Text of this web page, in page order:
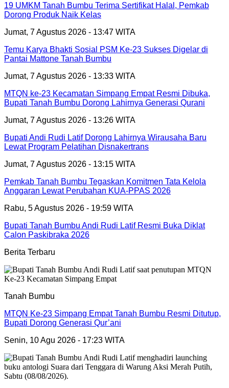
19 UMKM Tanah Bumbu Terima Sertifikat Halal, Pemkab
Dorong Produk Naik Kelas
Jumat, 7 Agustus 2026 - 13:47 WITA
Temu Karya Bhakti Sosial PSM Ke-23 Sukses Digelar di
Pantai Mattone Tanah Bumbu
Jumat, 7 Agustus 2026 - 13:33 WITA
MTQN ke-23 Kecamatan Simpang Empat Resmi Dibuka,
Bupati Tanah Bumbu Dorong Lahirnya Generasi Qurani
Jumat, 7 Agustus 2026 - 13:26 WITA
Bupati Andi Rudi Latif Dorong Lahirnya Wirausaha Baru
Lewat Program Pelatihan Disnakertrans
Jumat, 7 Agustus 2026 - 13:15 WITA
Pemkab Tanah Bumbu Tegaskan Komitmen Tata Kelola
Anggaran Lewat Perubahan KUA-PPAS 2026
Rabu, 5 Agustus 2026 - 19:59 WITA
Bupati Tanah Bumbu Andi Rudi Latif Resmi Buka Diklat
Calon Paskibraka 2026
Berita Terbaru
Tanah Bumbu
MTQN Ke-23 Simpang Empat Tanah Bumbu Resmi Ditutup,
Bupati Dorong Generasi Qur’ani
Senin, 10 Agu 2026 - 17:23 WITA